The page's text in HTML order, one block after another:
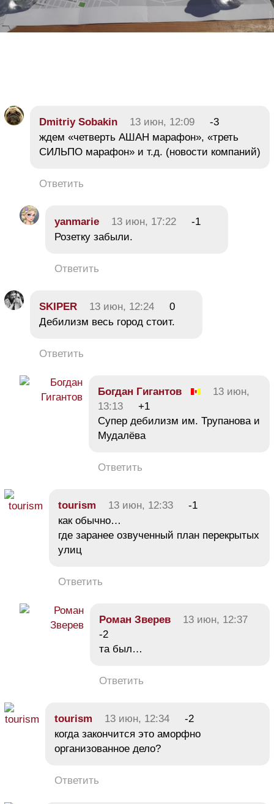
Dmitriy Sobakin 13 июн, 12:09
-3
ждем «четверть АШАН марафон», «треть
СИЛЬПО марафон» и т.д. (новости компаний)
Ответить
yanmarie 13 июн, 17:22
-1
Розетку забыли.
Ответить
SKIPER 13 июн, 12:24
0
Дебилизм весь город стоит.
Ответить
Богдан Гигантов
13 июн,
13:13
+1
Супер дебилизм им. Трупанова и
Мудалёва
Ответить
tourism 13 июн, 12:33
-1
как обычно…
где заранее озвученный план перекрытых
улиц
Ответить
Роман Зверев
13 июн, 12:37
-2
та был…
Ответить
tourism 13 июн, 12:34
-2
когда закончится это аморфно
организованное дело?
Ответить